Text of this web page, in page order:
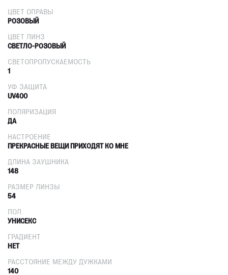
ЦВЕТ ОПРАВЫ
РОЗОВЫЙ
ЦВЕТ ЛИНЗ
СВЕТЛО-РОЗОВЫЙ
СВЕТОПРОПУСКАЕМОСТЬ
1
УФ ЗАЩИТА
UV400
ПОЛЯРИЗАЦИЯ
ДА
НАСТРОЕНИЕ
ПРЕКРАСНЫЕ ВЕЩИ ПРИХОДЯТ КО МНЕ
ДЛИНА ЗАУШНИКА
148
РАЗМЕР ЛИНЗЫ
54
ПОЛ
УНИСЕКС
ГРАДИЕНТ
НЕТ
РАССТОЯНИЕ МЕЖДУ ДУЖКАМИ
140